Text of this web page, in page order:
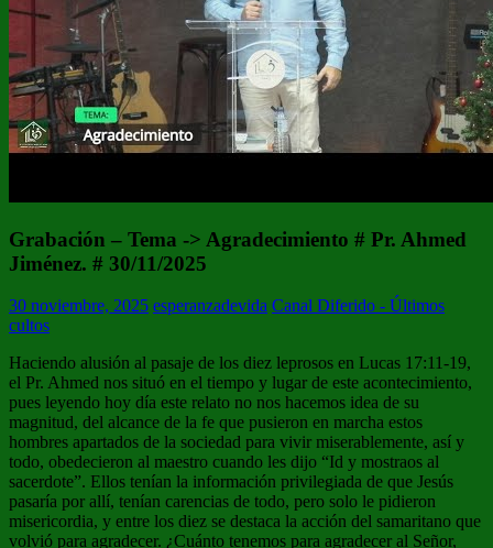
Grabación – Tema -> Agradecimiento # Pr. Ahmed
Jiménez. # 30/11/2025
30 noviembre, 2025 esperanzadevida Canal Diferido - Últimos
cultos
Haciendo alusión al pasaje de los diez leprosos en Lucas 17:11-19,
el Pr. Ahmed nos situó en el tiempo y lugar de este acontecimiento,
pues leyendo hoy día este relato no nos hacemos idea de su
magnitud, del alcance de la fe que pusieron en marcha estos
hombres apartados de la sociedad para vivir miserablemente, así y
todo, obedecieron al maestro cuando les dijo “Id y mostraos al
sacerdote”. Ellos tenían la información privilegiada de que Jesús
pasaría por allí, tenían carencias de todo, pero solo le pidieron
misericordia, y entre los diez se destaca la acción del samaritano que
volvió para agradecer. ¿Cuánto tenemos para agradecer al Señor,